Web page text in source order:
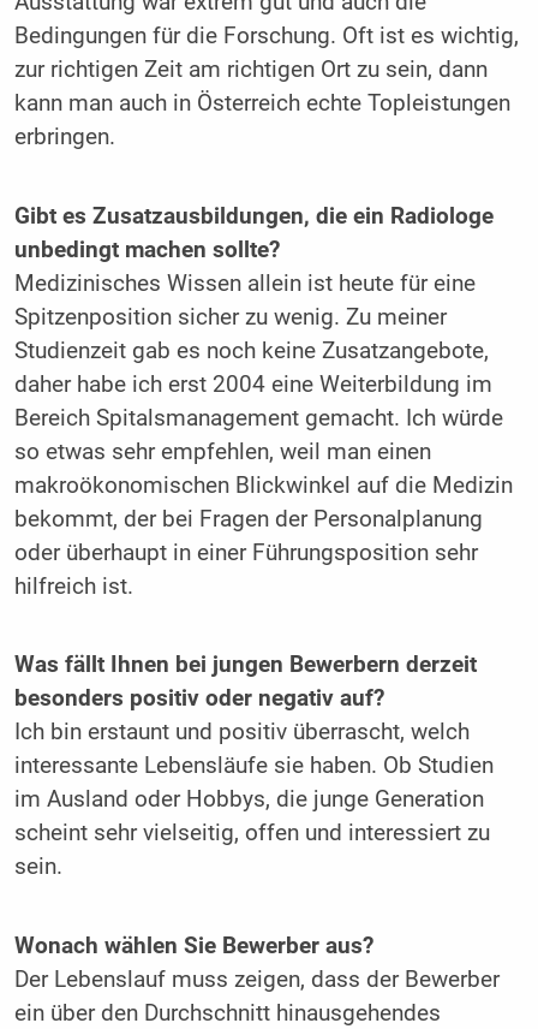
Bedingungen für die Forschung. Oft ist es wichtig,
zur richtigen Zeit am richtigen Ort zu sein, dann
kann man auch in Österreich echte Topleistungen
erbringen.
Gibt es Zusatzausbildungen, die ein Radiologe
unbedingt machen sollte?
Medizinisches Wissen allein ist heute für eine
Spitzenposition sicher zu wenig. Zu meiner
Studienzeit gab es noch keine Zusatzangebote,
daher habe ich erst 2004 eine Weiterbildung im
Bereich Spitalsmanagement gemacht. Ich würde
so etwas sehr empfehlen, weil man einen
makroökonomischen Blickwinkel auf die Medizin
bekommt, der bei Fragen der Personalplanung
oder überhaupt in einer Führungsposition sehr
hilfreich ist.
Was fällt Ihnen bei jungen Bewerbern derzeit
besonders positiv oder negativ auf?
Ich bin erstaunt und positiv überrascht, welch
interessante Lebensläufe sie haben. Ob Studien
im Ausland oder Hobbys, die junge Generation
scheint sehr vielseitig, offen und interessiert zu
sein.
Wonach wählen Sie Bewerber aus?
Der Lebenslauf muss zeigen, dass der Bewerber
ein über den Durchschnitt hinausgehendes